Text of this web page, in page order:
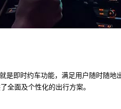
是即时约车功能，满足用户随时随地
全面及个性化的出行方案。